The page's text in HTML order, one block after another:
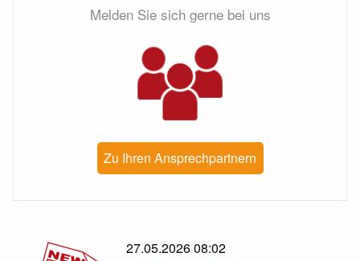
Melden Sie sich gerne bei uns
Zu Ihren Ansprechpartnern
27.05.2026 08:02